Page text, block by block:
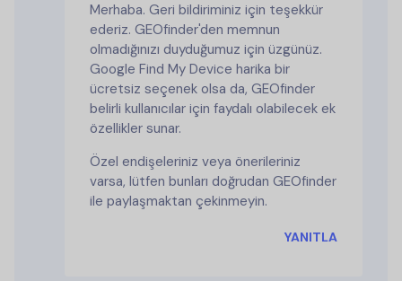
Merhaba. Geri bildiriminiz için teşekkür
ederiz. GEOfinder'den memnun
olmadığınızı duyduğumuz için üzgünüz.
Google Find My Device harika bir
ücretsiz seçenek olsa da, GEOfinder
belirli kullanıcılar için faydalı olabilecek ek
özellikler sunar.
Özel endişeleriniz veya önerileriniz
varsa, lütfen bunları doğrudan GEOfinder
ile paylaşmaktan çekinmeyin.
YANITLA